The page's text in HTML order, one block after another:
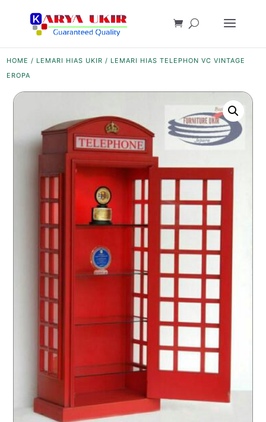
HOME / LEMARI HIAS UKIR / LEMARI HIAS TELEPHON VC VINTAGE
EROPA